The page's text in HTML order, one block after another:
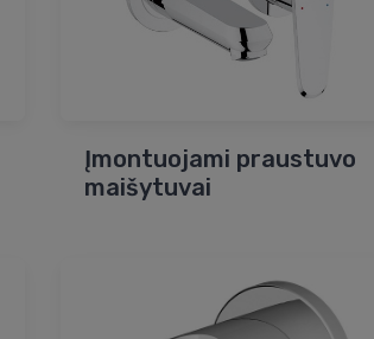
Įmontuojami praustuvo
maišytuvai